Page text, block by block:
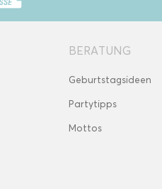
BERATUNG
Geburtstagsideen
Partytipps
Mottos